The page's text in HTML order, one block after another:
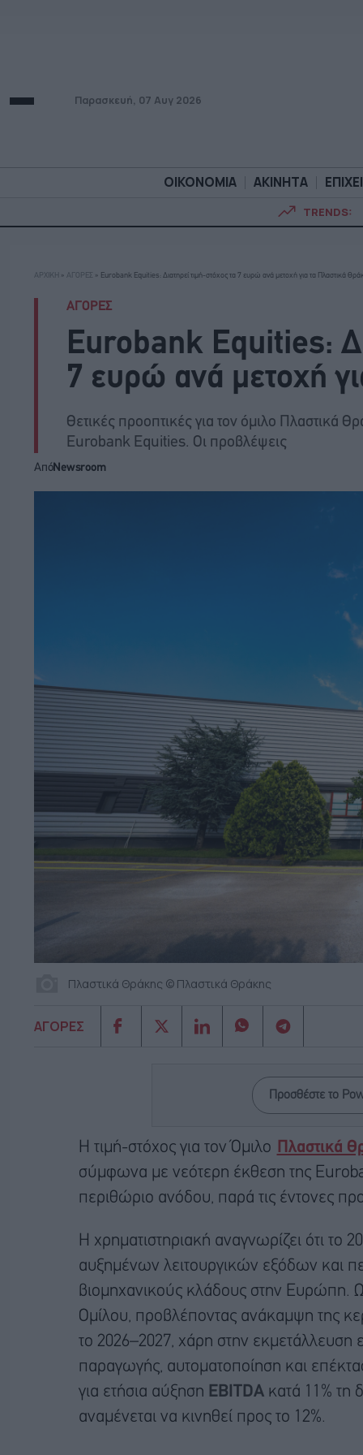
Παρασκευή, 07 Αυγ 2026
ΟΙΚΟΝΟΜΙΑ ΑΚΙΝΗΤΑ
TRENDS:
ΟΙΚΟΝΟΜΙΑ ΑΚΙΝΗΤΑ
ΑΡΧΙΚΗ » ΑΓΟΡΕΣ » Eurobank Equities: Διατηρεί τιμή-στόχος τα 7 ευρώ ανά μετοχή για τα Πλαστικά
ΑΓΟΡΕΣ
Eurobank Equities:
7 ευρώ ανά μετοχή
Θετικές προοπτικές για τον όμιλο Πλαστικά
Eurobank Equities. Οι προβλέψεις
ΑπόNewsroom
Πλαστικά Θράκης © Πλαστικά Θράκης
ΑΓΟΡΕΣ
Προσθέστε το
H τιμή-στόχος για τον Όμιλο Πλαστικά
σύμφωνα με νεότερη έκθεση της
περιθώριο ανόδου, παρά τις έντονες
Η χρηματιστηριακή αναγνωρίζει ότι το
αυξημένων λειτουργικών εξόδων και
βιομηχανικούς κλάδους στην Ευρώπη.
Ομίλου, προβλέποντας ανάκαμψη της
το 2026–2027, χάρη στην εκμετάλλευση
παραγωγής, αυτοματοποίηση και
για ετήσια αύξηση EBITDAκατά 11% τη
αναμένεται να κινηθεί προς το 12%.